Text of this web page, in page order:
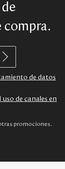
compra.
de datos
de canales en
promociones.